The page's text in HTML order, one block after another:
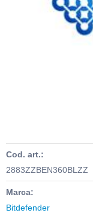
Cod. art.:
2883ZZBEN360BLZZ
Marca:
Bitdefender